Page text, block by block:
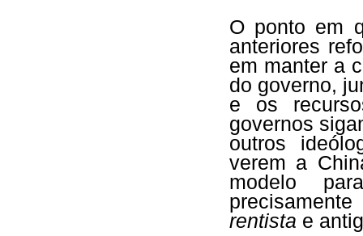
O ponto em
anteriores
em manter a
do governo,
e os
governos
outros
verem a
modelo
rentista e